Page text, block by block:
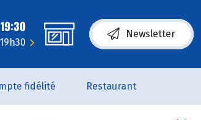
Newsletter
fidélité Restaurant